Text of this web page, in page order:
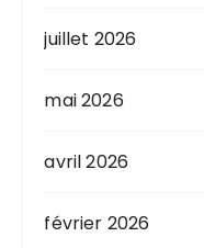
juillet 2026
mai 2026
avril 2026
février 2026